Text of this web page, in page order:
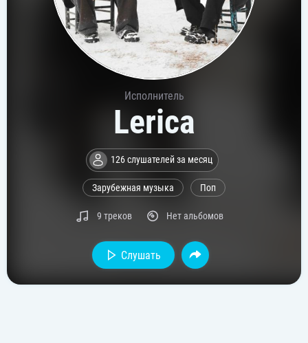
Исполнитель
Lerica
126 слушателей за месяц
Зарубежная музыка Поп
9 треков Нет альбомов
Слушать